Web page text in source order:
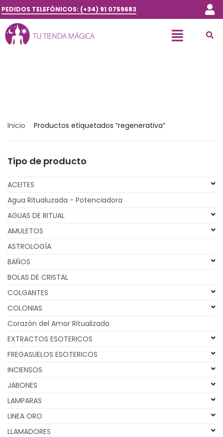
PEDIDOS TELEFÓNICOS: (+34) 91 0759683
Inicio Productos etiquetados “regenerativa”
Tipo de producto
ACEITES
Agua Ritualuzada - Potenciadora
AGUAS DE RITUAL
AMULETOS
ASTROLOGÍA
BAÑOS
BOLAS DE CRISTAL
COLGANTES
COLONIAS
Corazón del Amor Ritualizado
EXTRACTOS ESOTERICOS
FREGASUELOS ESOTERICOS
INCIENSOS
JABONES
LAMPARAS
LINEA ORO
LLAMADORES